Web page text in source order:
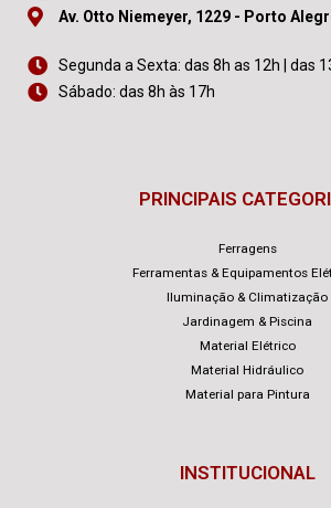
Av. Otto Niemeyer, 1229 - Porto
Segunda a Sexta: das 8h as 12h | das
Sábado: das 8h às 17h
PRINCIPAIS
Ferragens
Ferramentas & Equipamentos
Iluminação & Climatização
Jardinagem & Piscina
Material Elétrico
Material Hidráulico
Material para Pintura
INSTITUCIONAL